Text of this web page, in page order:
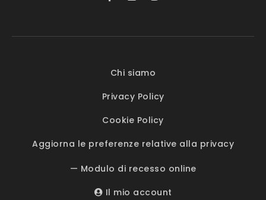
Chi siamo
Privacy Policy
Cookie Policy
Aggiorna le preferenze relative alla privacy
— Modulo di recesso online
Il mio account